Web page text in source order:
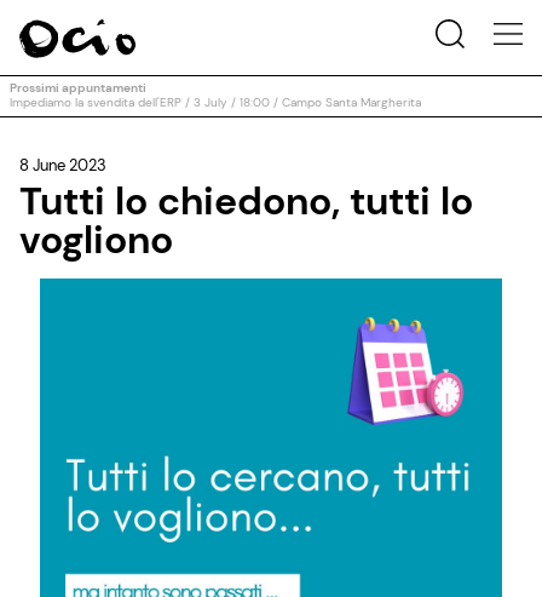
Prossimi appuntamenti
Impediamo la svendita dell'ERP / 3 July / 18:00 / Campo Santa Margherita
8 June 2023
Tutti lo chiedono, tutti lo
vogliono